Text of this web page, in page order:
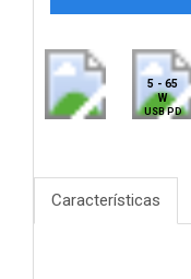
5 - 65
W
USB PD
Características